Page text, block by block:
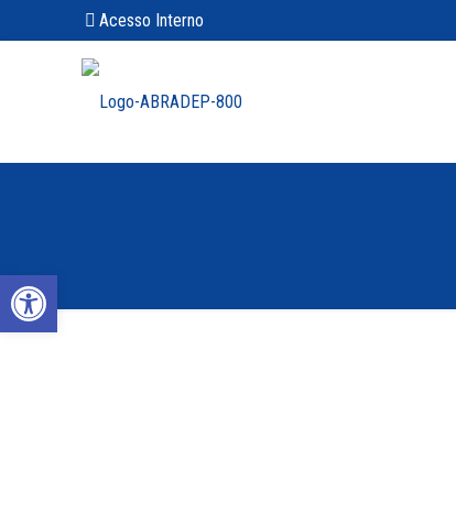
Acesso Interno
Abrir a barra de ferramentas